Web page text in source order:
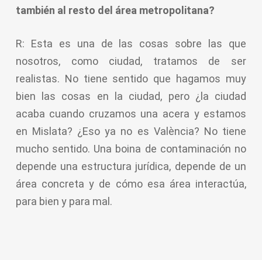
también al resto del área metropolitana?
R: Esta es una de las cosas sobre las que
nosotros, como ciudad, tratamos de ser
realistas. No tiene sentido que hagamos muy
bien las cosas en la ciudad, pero ¿la ciudad
acaba cuando cruzamos una acera y estamos
en Mislata? ¿Eso ya no es València? No tiene
mucho sentido. Una boina de contaminación no
depende una estructura jurídica, depende de un
área concreta y de cómo esa área interactúa,
para bien y para mal.